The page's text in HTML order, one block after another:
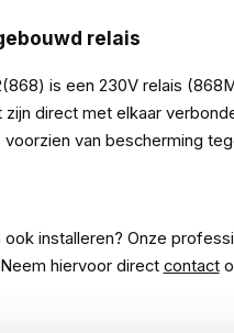
relais
is een 230V relais
direct met elkaar
van bescherming
installeren? Onze
hiervoor direct contact